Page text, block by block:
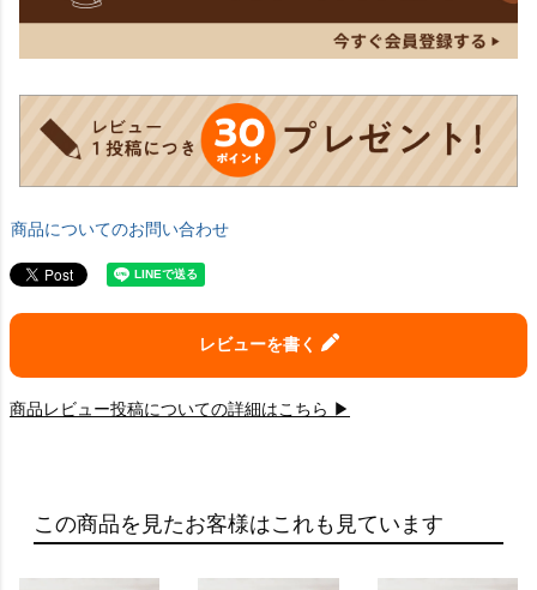
商品についてのお問い合わせ
レビューを書く
商品レビュー投稿についての詳細はこちら ▶
この商品を見たお客様はこれも見ています